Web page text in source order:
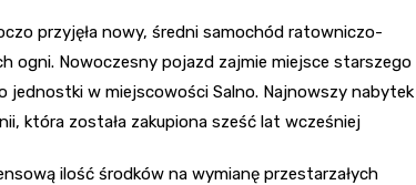
przyjęła nowy, średni samochód ratowniczo-
ogni. Nowoczesny pojazd zajmie miejsce starszego
w miejscowości Salno. Najnowszy nabytek
która została zakupiona sześć lat wcześniej
ilość środków na wymianę przestarzałych